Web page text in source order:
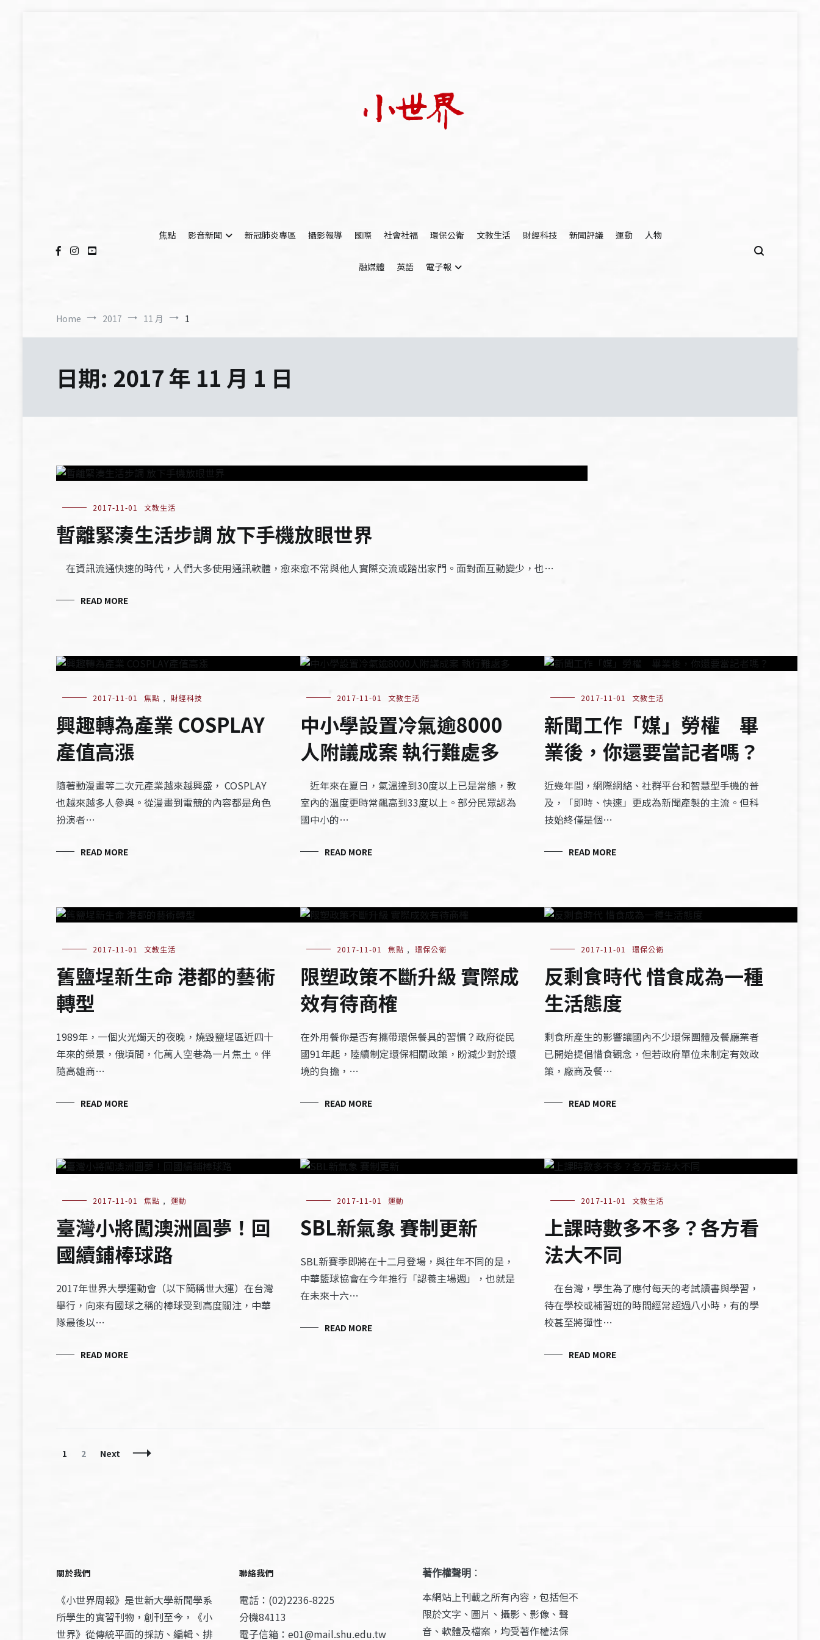
焦點
影音新聞 新冠肺炎專區 攝影報導 國際 社會社福 環保公衛 文教生活 財經科技 新聞評議 運動 人物
融媒體 英語 電子報
Home 2017 11 月 1
日期: 2017 年 11 月 1 日
2017-11-01 文教生活
暫離緊湊生活步調 放下手機放眼世界
在資訊流通快速的時代，人們大多使用通訊軟體，愈來愈不常與他人實際交流或踏出家門。面對面互動變少，也…
READ MORE
2017-11-01 焦點 , 財經科技
興趣轉為產業 COSPLAY
產值高漲
隨著動漫畫等二次元產業越來越興盛， COSPLAY
也越來越多人參與。從漫畫到電競的內容都是角色
扮演者…
READ MORE
2017-11-01 文教生活
中小學設置冷氣逾8000
人附議成案 執行難處多
近年來在夏日，氣溫達到30度以上已是常態，教
室內的溫度更時常飆高到33度以上。部分民眾認為
國中小的…
READ MORE
2017-11-01 文教生活
新聞工作「媒」勞權 畢
業後，你還要當記者嗎？
近幾年間，網際網絡、社群平台和智慧型手機的普
及，「即時、快速」更成為新聞產製的主流。但科
技始終僅是個…
READ MORE
2017-11-01 文教生活
舊鹽埕新生命 港都的藝術
轉型
1989年，一個火光燭天的夜晚，燒毀鹽埕區近四十
年來的榮景，俄頃間，化萬人空巷為一片焦土。伴
隨高雄商…
READ MORE
2017-11-01 焦點 , 環保公衛
限塑政策不斷升級 實際成
效有待商榷
在外用餐你是否有攜帶環保餐具的習慣？政府從民
國91年起，陸續制定環保相關政策，盼減少對於環
境的負擔，…
READ MORE
2017-11-01 環保公衛
反剩食時代 惜食成為一種
生活態度
剩食所產生的影響讓國內不少環保團體及餐廳業者
已開始提倡惜食觀念，但若政府單位未制定有效政
策，廠商及餐…
READ MORE
2017-11-01 焦點 , 運動
臺灣小將闖澳洲圓夢！回
國續鋪棒球路
2017年世界大學運動會（以下簡稱世大運）在台灣
舉行，向來有國球之稱的棒球受到高度關注，中華
隊最後以…
READ MORE
2017-11-01 運動
SBL新氣象 賽制更新
SBL新賽季即將在十二月登場，與往年不同的是，
中華籃球協會在今年推行「認養主場週」，也就是
在未來十六…
READ MORE
2017-11-01 文教生活
上課時數多不多？各方看
法大不同
在台灣，學生為了應付每天的考試讀書與學習，
待在學校或補習班的時間經常超過八小時，有的學
校甚至將彈性…
READ MORE
Posts
Page
1 Page
2 Next
關於我們
《小世界周報》是世新大學新聞學系
所學生的實習刊物，創刊至今，《小
世界》從傳統平面的採訪、編輯、排
聯絡我們
電話：(02)2236-8225
分機84113
電子信箱：e01@mail.shu.edu.tw
著作權聲明 ：
本網站上刊載之所有內容，包括但不
限於文字、圖片、攝影、影像、聲
音、軟體及檔案，均受著作權法保